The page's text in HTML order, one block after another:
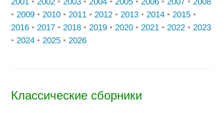
• 2009 • 2010 • 2011 • 2012 • 2013 • 2014 • 2015 •
2016 • 2017 • 2018 • 2019 • 2020 • 2021 • 2022 • 2023
• 2024 • 2025 • 2026
Классические сборники